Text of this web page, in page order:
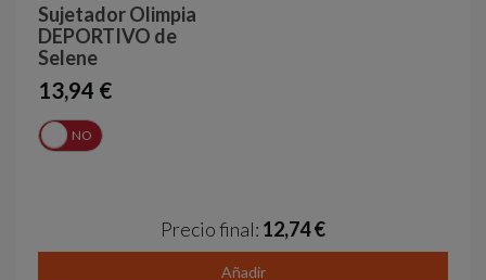
Sujetador Olimpia
DEPORTIVO de
Selene
13,94 €
NO
Precio final: 12,74 €
Añadir